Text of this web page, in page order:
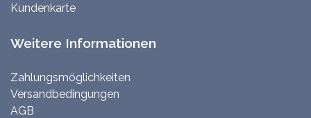
Kundenkarte
Weitere Informationen
Zahlungsmöglichkeiten
Versandbedingungen
AGB